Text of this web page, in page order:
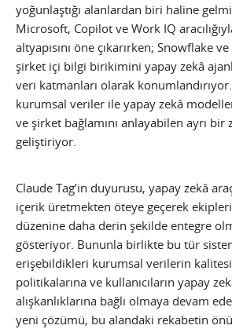
yoğunlaştığı alanlardan biri haline
Microsoft, Copilot ve Work IQ
altyapısını öne çıkarırken; Snowflake
şirket içi bilgi birikimini yapay zekâ
veri katmanları olarak
kurumsal veriler ile yapay zekâ
ve şirket bağlamını anlayabilen ayrı bir
geliştiriyor.
Claude Tag’in duyurusu, yapay zekâ
içerik üretmekten öteye geçerek
düzenine daha derin şekilde entegre
gösteriyor. Bununla birlikte bu tür
erişebildikleri kurumsal verilerin
politikalarına ve kullanıcıların yapay
alışkanlıklarına bağlı olmaya devam
yeni çözümü, bu alandaki rekabetin